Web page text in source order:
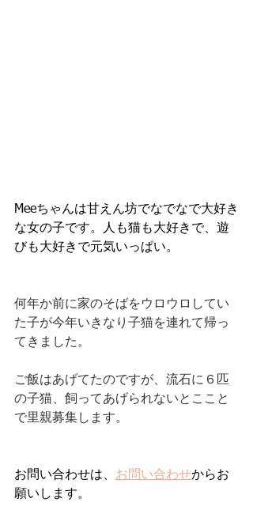
Meeちゃんは甘えん坊でなでなで大好き
な女の子です。人も猫も大好きで、遊
びも大好きで元気いっぱい。
何年か前に家のそばをウロウロしてい
た子が今年いきなり子猫を連れて帰っ
てきました。
ご飯はあげてたのですが、流石に６匹
の子猫、飼ってあげられないとここと
で里親募集します。
お問い合わせは、 お問い合わせからお
願いします。